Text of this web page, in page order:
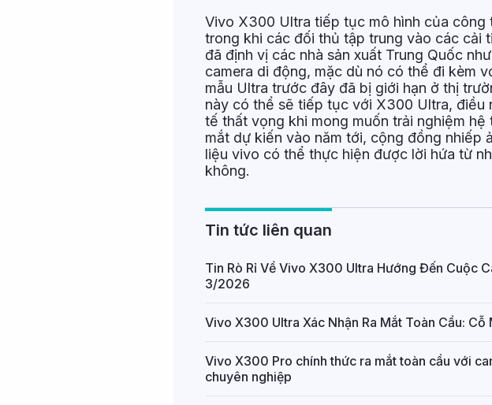
Vivo X300 Ultra tiếp tục mô hình của
trong khi các đối thủ tập trung vào các cải
đã định vị các nhà sản xuất Trung Quốc
camera di động, mặc dù nó có thể đi kèm
mẫu Ultra trước đây đã bị giới hạn ở thị
này có thể sẽ tiếp tục với X300 Ultra,
tế thất vọng khi mong muốn trải nghiệm
mắt dự kiến vào năm tới, cộng đồng nhiếp
liệu vivo có thể thực hiện được lời hứa từ
không.
Tin tức liên quan
Tin Rò Rỉ Về Vivo X300 Ultra Hướng Đến Cuộc
3/2026
Vivo X300 Ultra Xác Nhận Ra Mắt Toàn Cầu:
Vivo X300 Pro chính thức ra mắt toàn cầu với
chuyên nghiệp